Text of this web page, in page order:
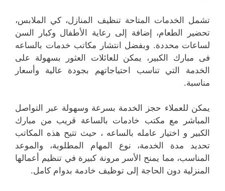
تشمل الخدمات المتاحة تنظيف المنازل، كي الملابس،
تحضير الطعام، إضافة إلى رعاية الأطفال وكبار السن
لساعات محددة. وبفضل انتشار مكاتب خدمات بالساعه
فى مبارك الكبير، يمكن للعائلات العثور بسهولة على
الخدمة التي تناسب احتياجاتهم بجودة عالية وأسعار
مناسبة.
يمكن للعملاء حجز الخدمة بسرعة وسهولة عبر التواصل
المباشر مع مكتب خادمات بالساعة قريب من مبارك
الكبير و اختيار عامله بالساعه ، حيث تتيح هذه المكاتب
تحديد مدة الخدمة، نوع المهام المطلوبة، والموعد
المناسب، مما يمنح الأسر مرونة كبيرة في تنظيم أعمالها
المنزلية دون الحاجة إلى توظيف خادمة بدوام كامل.